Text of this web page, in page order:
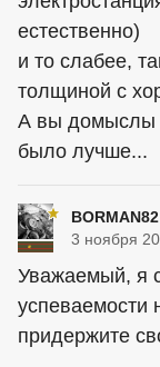
естественно)
и то слабее,
толщиной с
А вы домыслы
было лучше...
BORMAN82
3 ноября
Уважаемый, я
успеваемости
придержите